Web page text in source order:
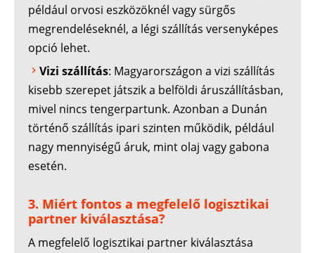
például orvosi eszközöknél vagy sürgős
megrendeléseknél, a légi szállítás versenyképes
opció lehet.
Vizi szállítás: Magyarországon a vizi szállítás
kisebb szerepet játszik a belföldi áruszállításban,
mivel nincs tengerpartunk. Azonban a Dunán
történő szállítás ipari szinten működik, például
nagy mennyiségű áruk, mint olaj vagy gabona
esetén.
3. Miért fontos a megfelelő logisztikai
partner kiválasztása?
A megfelelő logisztikai partner kiválasztása